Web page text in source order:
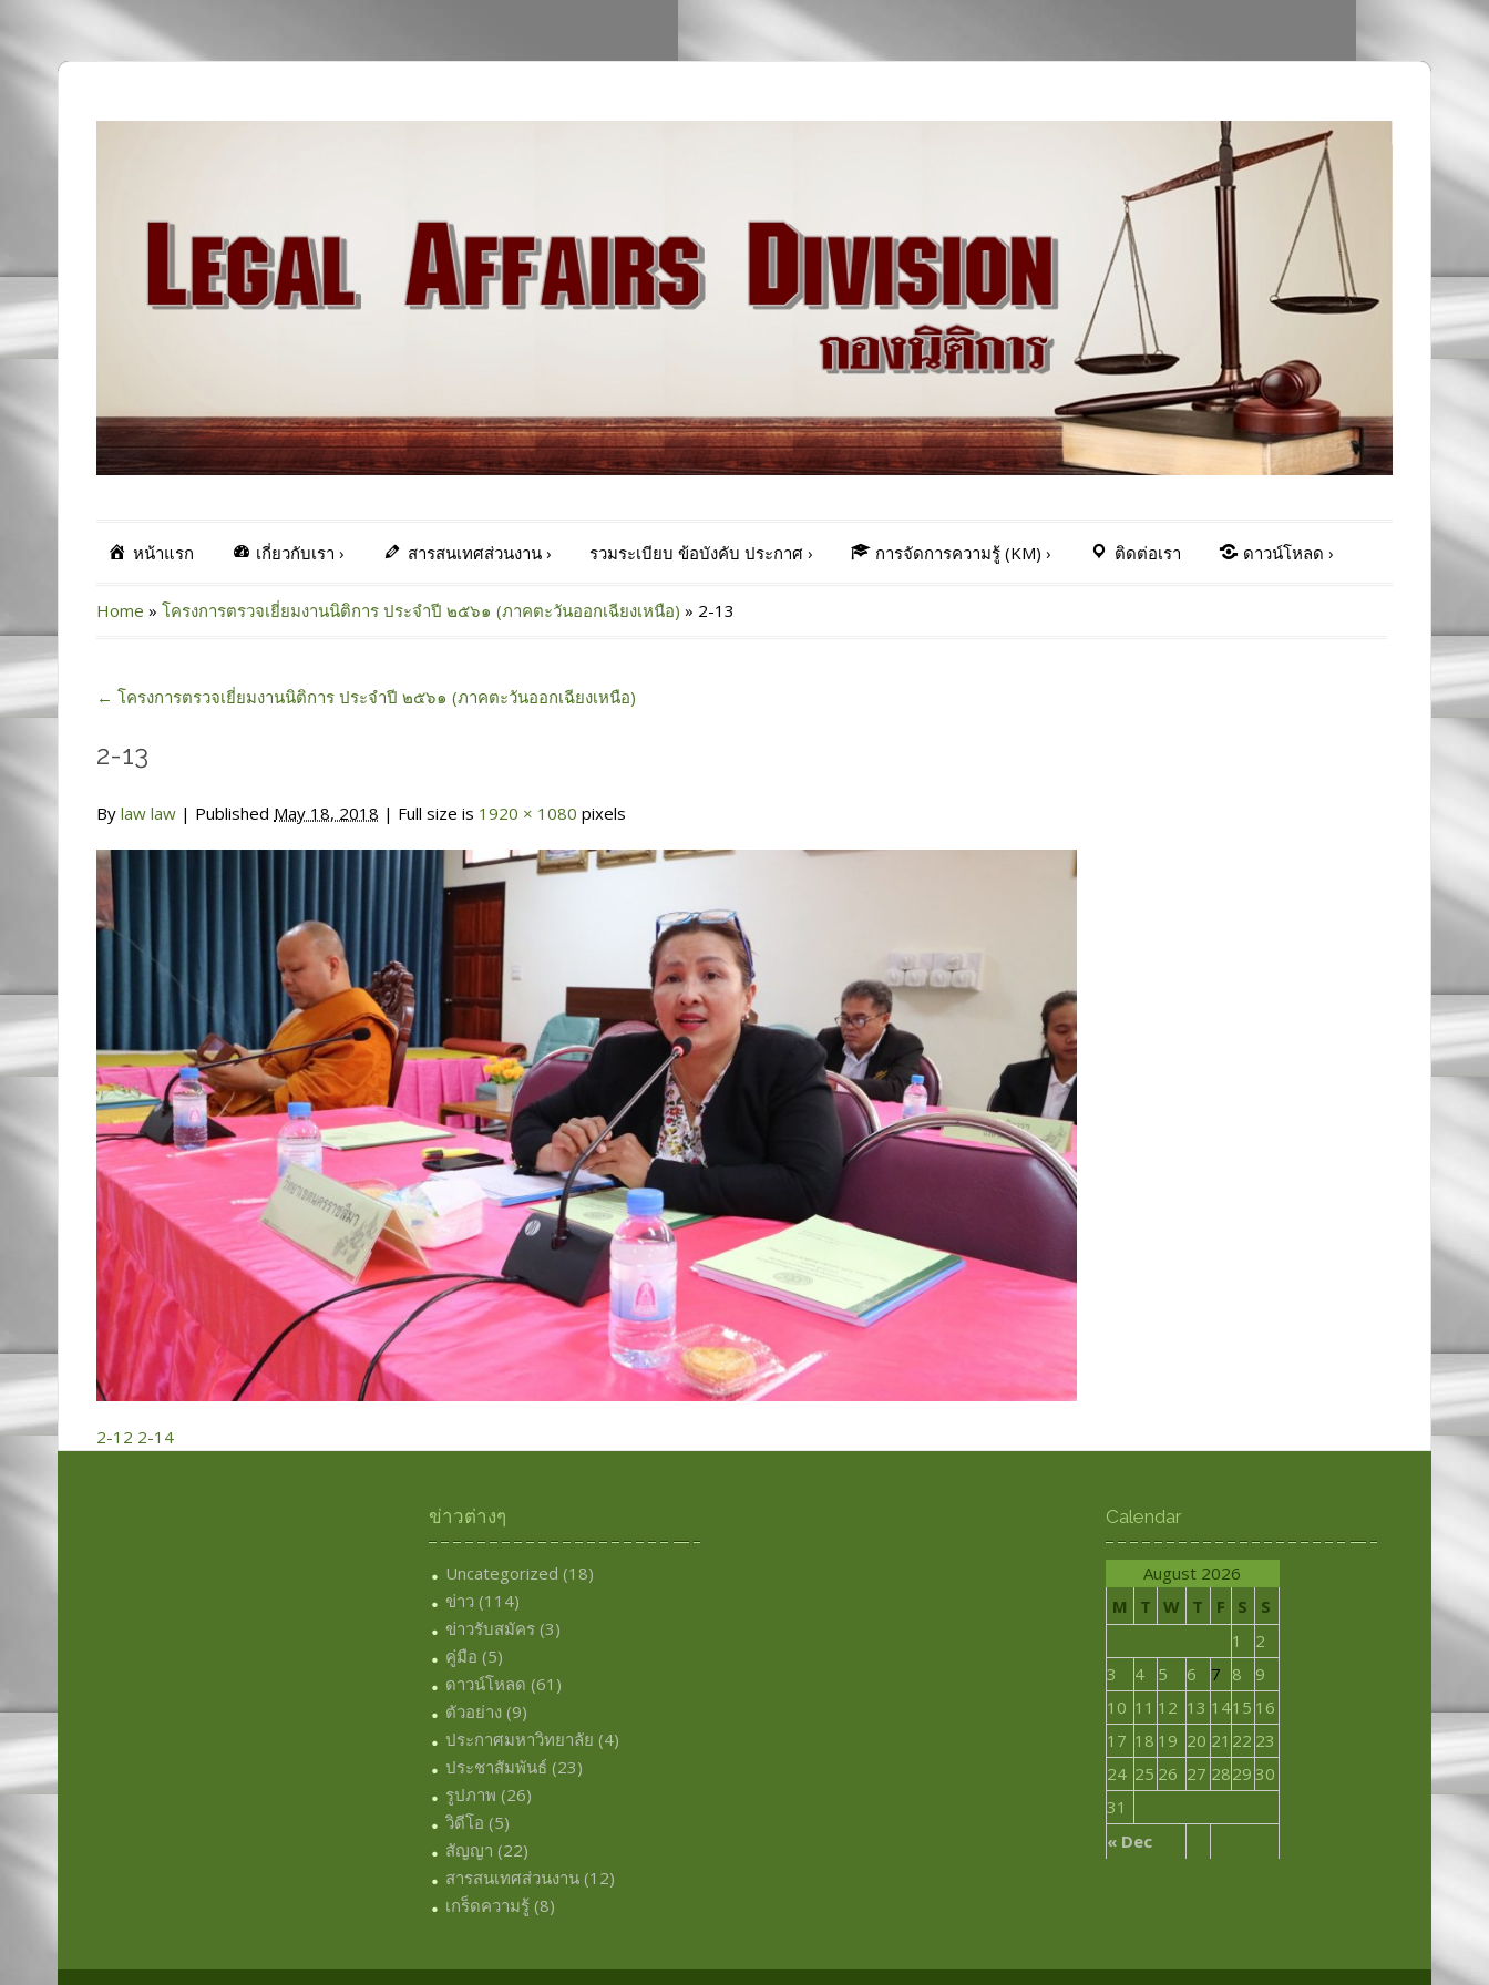
หน้าแรก เกี่ยวกับเรา › สารสนเทศส่วนงาน› รวมระเบียบ ข้อบังคับ ประกาศ› การจัดการความรู้ (KM) › ติดต่อเรา ดาวน์โหลด ›
Home » โครงการตรวจเยี่ยมงานนิติการ ประจำปี ๒๕๖๑ (ภาคตะวันออกเฉียงเหนือ) » 2-13
← โครงการตรวจเยี่ยมงานนิติการ ประจำปี ๒๕๖๑ (ภาคตะวันออกเฉียงเหนือ)
2-13
By law law | Published May 18, 2018 | Full size is 1920 × 1080 pixels
2-12 2-14
ข่าวต่างๆ
Uncategorized (18)
ข่าว (114)
ข่าวรับสมัคร (3)
คู่มือ (5)
ดาวน์โหลด (61)
ตัวอย่าง (9)
ประกาศมหาวิทยาลัย (4)
ประชาสัมพันธ์ (23)
รูปภาพ (26)
วิดีโอ (5)
สัญญา (22)
สารสนเทศส่วนงาน (12)
เกร็ดความรู้ (8)
Calendar
August 2026
M
T W T F S S
« Dec
1
2
3
4 5 6 7 8
9
10 11 12 13 1415 16
17 18 19 20 21 22 23
24 25 26 27 2829 30
31